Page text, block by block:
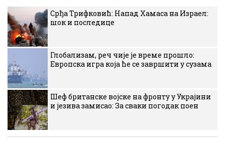
Срђа Трифковић: Напад Хамаса на Израел:
шок и последице
Глобализам, реч чије је време прошло:
Европска игра која ће се завршити у сузама
Шеф британске војске на фронту у Украјини
и језива замисао: За сваки погодак поен